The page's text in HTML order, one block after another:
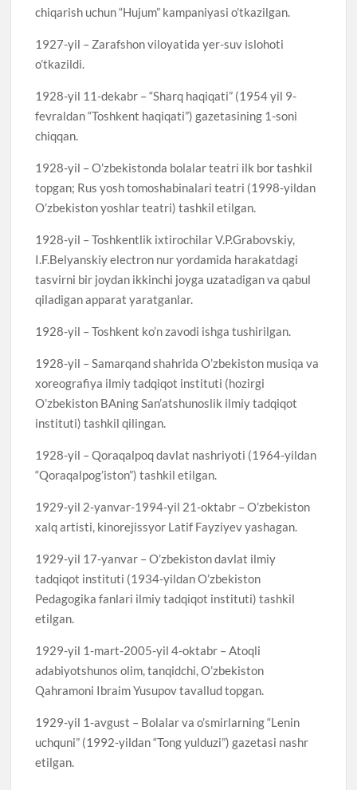
chiqarish uchun “Hujum” kampaniyasi o’tkazilgan.
1927-yil – Zarafshon viloyatida yer-suv islohoti
o’tkazildi.
1928-yil 11-dekabr – “Sharq haqiqati” (1954 yil 9-
fevraldan “Toshkent haqiqati”) gazetasining 1-soni
chiqqan.
1928-yil – O’zbekistonda bolalar teatri ilk bor tashkil
topgan; Rus yosh tomoshabinalari teatri (1998-yildan
O’zbekiston yoshlar teatri) tashkil etilgan.
1928-yil – Toshkentlik ixtirochilar V.P.Grabovskiy,
I.F.Belyanskiy electron nur yordamida harakatdagi
tasvirni bir joydan ikkinchi joyga uzatadigan va qabul
qiladigan apparat yaratganlar.
1928-yil – Toshkent ko’n zavodi ishga tushirilgan.
1928-yil – Samarqand shahrida O’zbekiston musiqa va
xoreografiya ilmiy tadqiqot instituti (hozirgi
O’zbekiston BAning San’atshunoslik ilmiy tadqiqot
instituti) tashkil qilingan.
1928-yil – Qoraqalpoq davlat nashriyoti (1964-yildan
“Qoraqalpog’iston”) tashkil etilgan.
1929-yil 2-yanvar-1994-yil 21-oktabr – O’zbekiston
xalq artisti, kinorejissyor Latif Fayziyev yashagan.
1929-yil 17-yanvar – O’zbekiston davlat ilmiy
tadqiqot instituti (1934-yildan O’zbekiston
Pedagogika fanlari ilmiy tadqiqot instituti) tashkil
etilgan.
1929-yil 1-mart-2005-yil 4-oktabr – Atoqli
adabiyotshunos olim, tanqidchi, O’zbekiston
Qahramoni Ibraim Yusupov tavallud topgan.
1929-yil 1-avgust – Bolalar va o’smirlarning “Lenin
uchquni” (1992-yildan “Tong yulduzi”) gazetasi nashr
etilgan.